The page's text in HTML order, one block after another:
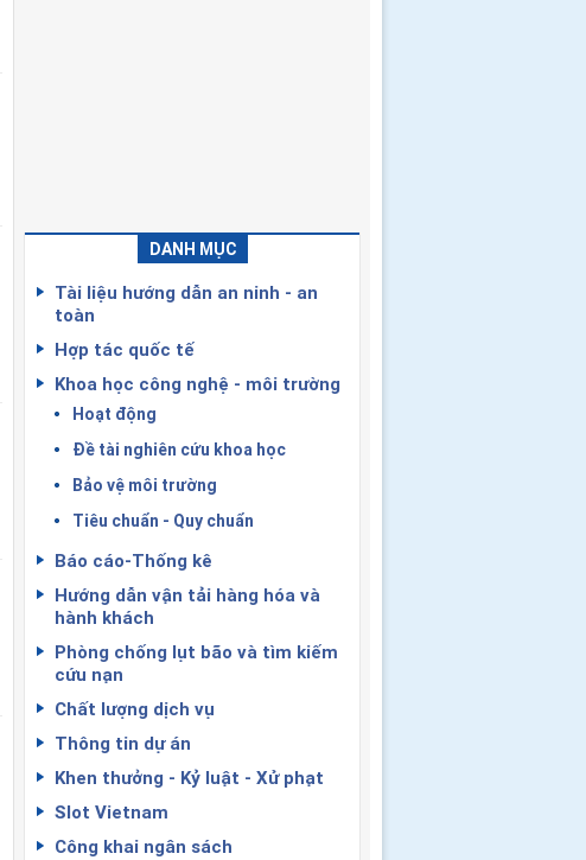
DANH MỤC
Tài liệu hướng dẫn an ninh - an
toàn
Hợp tác quốc tế
Khoa học công nghệ - môi trường
Hoạt động
Đề tài nghiên cứu khoa học
Bảo vệ môi trường
Tiêu chuẩn - Quy chuẩn
Báo cáo-Thống kê
Hướng dẫn vận tải hàng hóa và
hành khách
Phòng chống lụt bão và tìm kiếm
cứu nạn
Chất lượng dịch vụ
Thông tin dự án
Khen thưởng - Kỷ luật - Xử phạt
Slot Vietnam
Công khai ngân sách